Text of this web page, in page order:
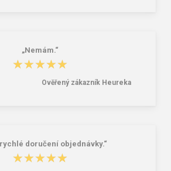
„Nemám.“
★★★★★
★★★★★
Ověřený zákazník Heureka
doručení objednávky.“
★★★★★
★★★★★